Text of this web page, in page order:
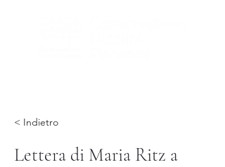
< Indietro
Lettera di Maria Ritz a